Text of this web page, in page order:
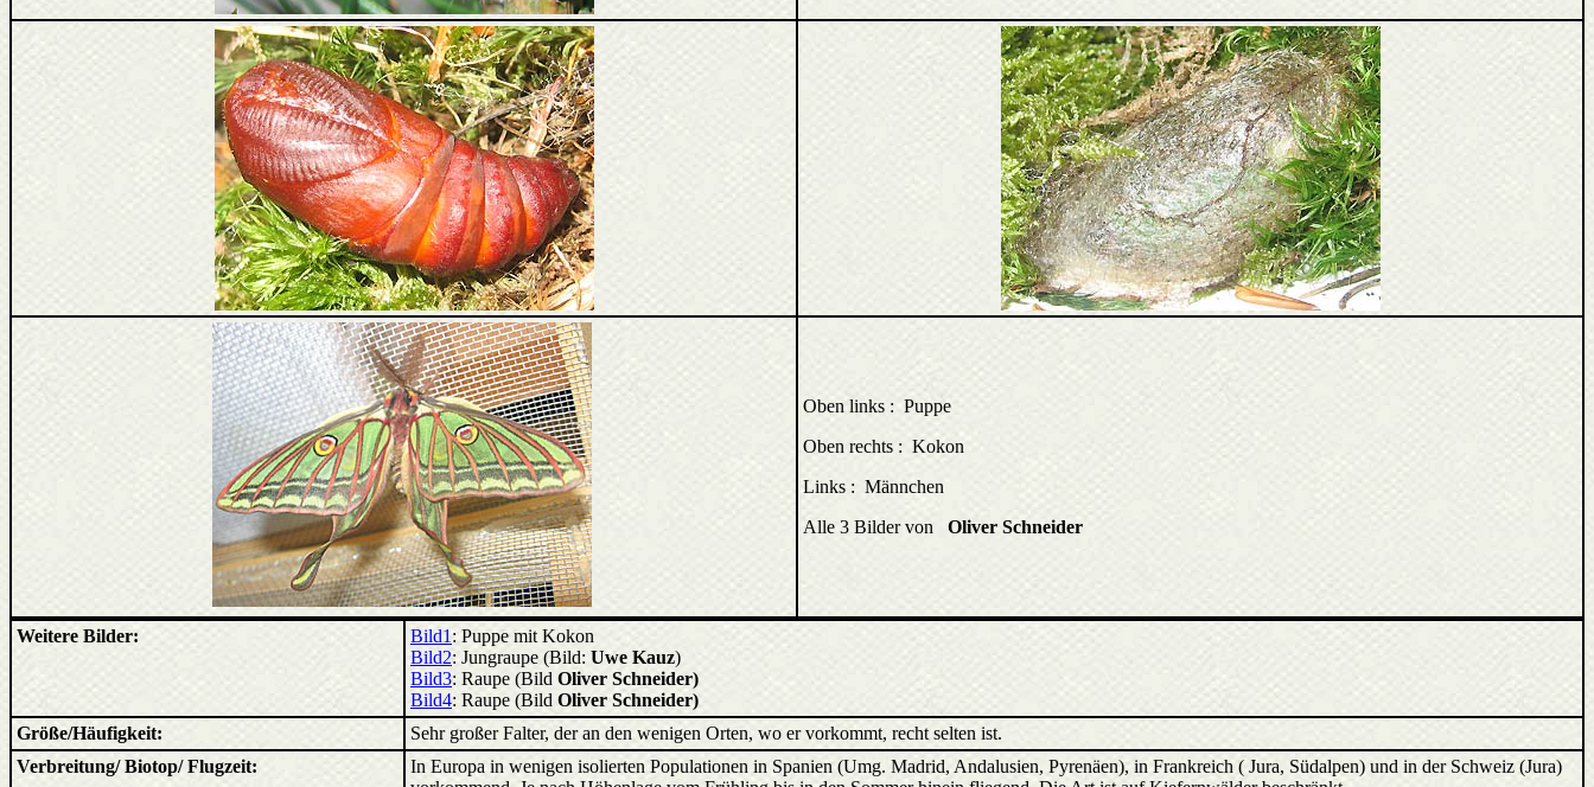
Oben links : Puppe
Oben rechts : Kokon
Links : Männchen
Alle 3 Bilder von Oliver Schneider
Weitere Bilder: Bild1 : Puppe mit Kokon
Bild2: Jungraupe (Bild: Uwe Kauz)
Bild3: Raupe (Bild Oliver Schneider)
Bild4: Raupe (Bild Oliver Schneider)
Größe/Häufigkeit:
Sehr großer Falter, der an den wenigen Orten, wo er vorkommt, recht selten ist.
Verbreitung/ Biotop/ Flugzeit:
In Europa in wenigen isolierten Populationen in Spanien (Umg. Madrid, Andalusien, Pyrenäen), in Frankreich ( Jura, Südalpen) und in der Schweiz (Jura)